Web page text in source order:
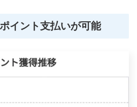
イント支払いが可能